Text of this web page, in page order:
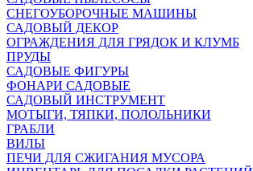
СНЕГОУБОРОЧНЫЕ МАШИНЫ
САДОВЫЙ ДЕКОР
ОГРАЖДЕНИЯ ДЛЯ ГРЯДОК И КЛУМБ
ПРУДЫ
САДОВЫЕ ФИГУРЫ
ФОНАРИ САДОВЫЕ
САДОВЫЙ ИНСТРУМЕНТ
МОТЫГИ, ТЯПКИ, ПОЛОЛЬНИКИ
ГРАБЛИ
ВИЛЫ
ПЕЧИ ДЛЯ СЖИГАНИЯ МУСОРА